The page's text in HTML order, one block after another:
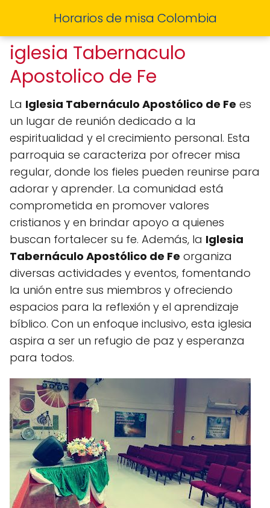
Horarios de misa Colombia
iglesia Tabernaculo
Apostolico de Fe
La Iglesia Tabernáculo Apostólico de Fe es
un lugar de reunión dedicado a la
espiritualidad y el crecimiento personal. Esta
parroquia se caracteriza por ofrecer misa
regular, donde los fieles pueden reunirse para
adorar y aprender. La comunidad está
comprometida en promover valores
cristianos y en brindar apoyo a quienes
buscan fortalecer su fe. Además, la Iglesia
Tabernáculo Apostólico de Fe organiza
diversas actividades y eventos, fomentando
la unión entre sus miembros y ofreciendo
espacios para la reflexión y el aprendizaje
bíblico. Con un enfoque inclusivo, esta iglesia
aspira a ser un refugio de paz y esperanza
para todos.